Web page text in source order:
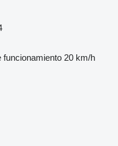
funcionamiento 20 km/h